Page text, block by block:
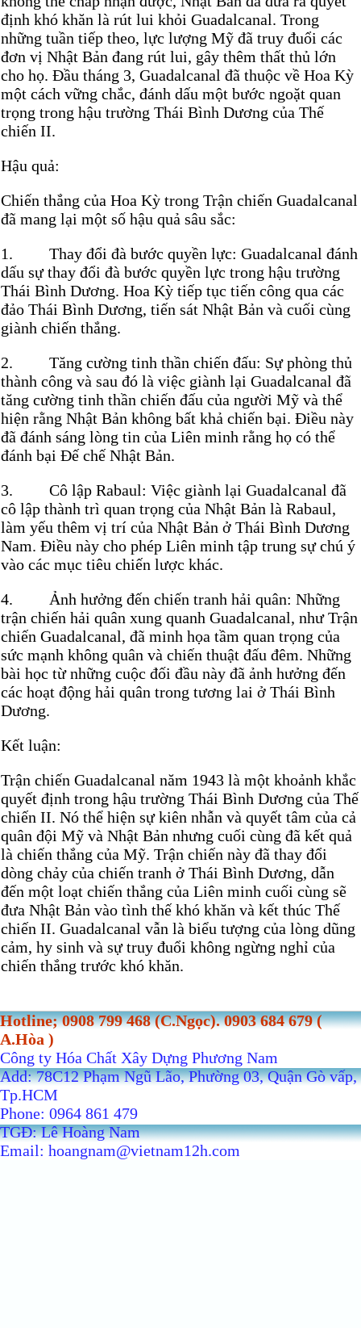
định khó khăn là rút lui khỏi Guadalcanal. Trong
những tuần tiếp theo, lực lượng Mỹ đã truy đuổi các
đơn vị Nhật Bản đang rút lui, gây thêm thất thủ lớn
cho họ. Đầu tháng 3, Guadalcanal đã thuộc về Hoa Kỳ
một cách vững chắc, đánh dấu một bước ngoặt quan
trọng trong hậu trường Thái Bình Dương của Thế
chiến II.
Hậu quả:
Chiến thắng của Hoa Kỳ trong Trận chiến Guadalcanal
đã mang lại một số hậu quả sâu sắc:
1. Thay đổi đà bước quyền lực: Guadalcanal đánh
dấu sự thay đổi đà bước quyền lực trong hậu trường
Thái Bình Dương. Hoa Kỳ tiếp tục tiến công qua các
đảo Thái Bình Dương, tiến sát Nhật Bản và cuối cùng
giành chiến thắng.
2. Tăng cường tinh thần chiến đấu: Sự phòng thủ
thành công và sau đó là việc giành lại Guadalcanal đã
tăng cường tinh thần chiến đấu của người Mỹ và thể
hiện rằng Nhật Bản không bất khả chiến bại. Điều này
đã đánh sáng lòng tin của Liên minh rằng họ có thể
đánh bại Đế chế Nhật Bản.
3. Cô lập Rabaul: Việc giành lại Guadalcanal đã
cô lập thành trì quan trọng của Nhật Bản là Rabaul,
làm yếu thêm vị trí của Nhật Bản ở Thái Bình Dương
Nam. Điều này cho phép Liên minh tập trung sự chú ý
vào các mục tiêu chiến lược khác.
4. Ảnh hưởng đến chiến tranh hải quân: Những
trận chiến hải quân xung quanh Guadalcanal, như Trận
chiến Guadalcanal, đã minh họa tầm quan trọng của
sức mạnh không quân và chiến thuật đấu đêm. Những
bài học từ những cuộc đối đầu này đã ảnh hưởng đến
các hoạt động hải quân trong tương lai ở Thái Bình
Dương.
Kết luận:
Trận chiến Guadalcanal năm 1943 là một khoảnh khắc
quyết định trong hậu trường Thái Bình Dương của Thế
chiến II. Nó thể hiện sự kiên nhẫn và quyết tâm của cả
quân đội Mỹ và Nhật Bản nhưng cuối cùng đã kết quả
là chiến thắng của Mỹ. Trận chiến này đã thay đổi
dòng chảy của chiến tranh ở Thái Bình Dương, dẫn
đến một loạt chiến thắng của Liên minh cuối cùng sẽ
đưa Nhật Bản vào tình thế khó khăn và kết thúc Thế
chiến II. Guadalcanal vẫn là biểu tượng của lòng dũng
cảm, hy sinh và sự truy đuổi không ngừng nghỉ của
chiến thắng trước khó khăn.
Hotline; 0908 799 468 (C.Ngọc). 0903 684 679 (
A.Hòa )
Công ty Hóa Chất Xây Dựng Phương Nam
Add: 78C12 Phạm Ngũ Lão, Phường 03, Quận Gò vấp,
Tp.HCM
Phone: 0964 861 479
TGĐ: Lê Hoàng Nam
Email: hoangnam@vietnam12h.com